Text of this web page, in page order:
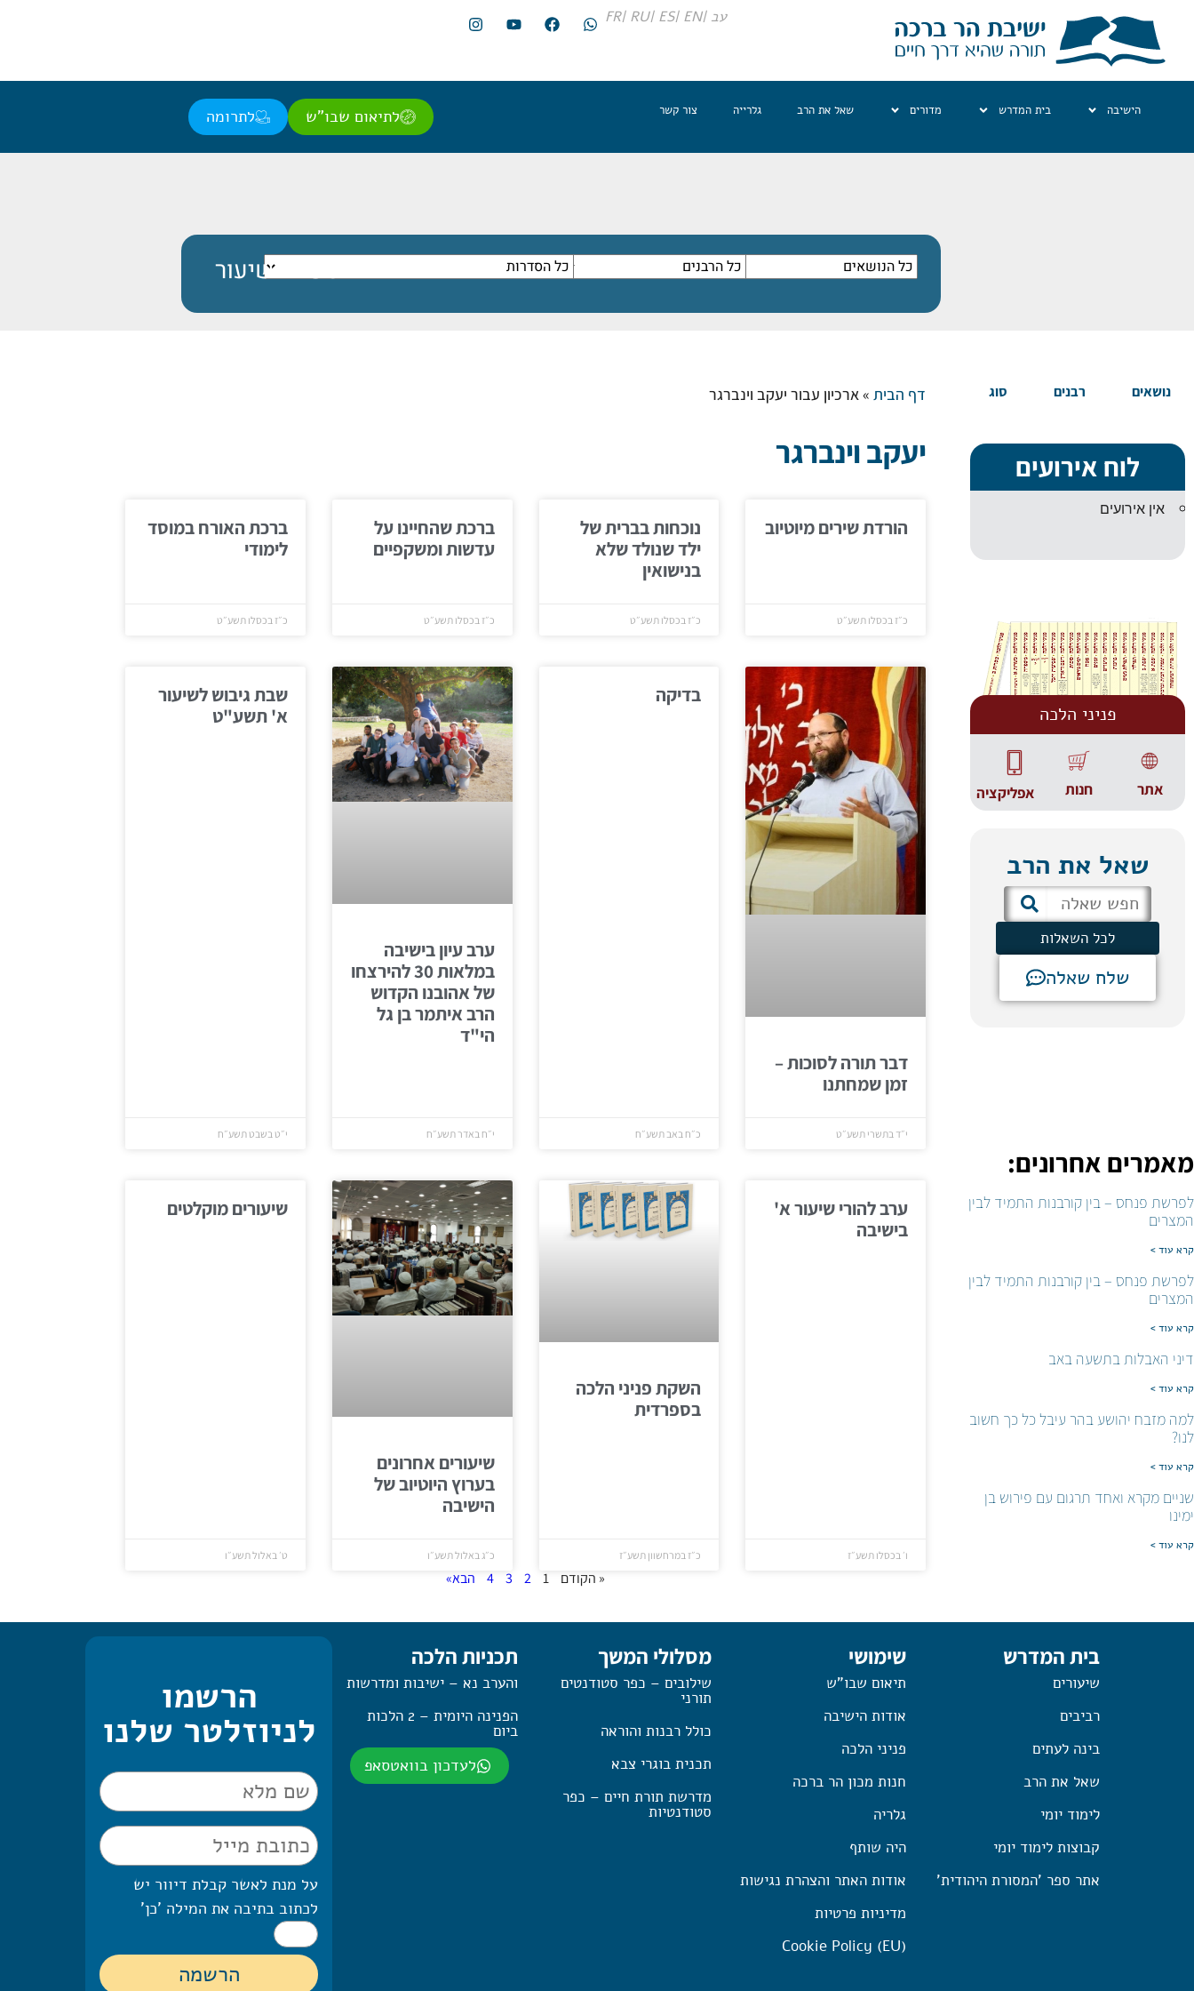
עב |EN |
ES |
RU |
FR
הישיבה בית המדרש מדורים שאל את הרב גלרייה צור קשר לתיאום שבו"ש לתרומה
נושאים רבנים סוג
לוח אירועים
אין אירועים
פניני הלכה
אתר חנות אפליקציה
שאל את הרב
לכל השאלות
שלח שאלה
מאמרים אחרונים:
לפרשת פנחס – בין קורבנות התמיד לבין
המצרים
קרא עוד >
לפרשת פנחס – בין קורבנות התמיד לבין
המצרים
קרא עוד >
דיני האבלות בתשעה באב
קרא עוד >
למה מזבח יהושע בהר עיבל כל כך חשוב
לנו?
קרא עוד >
שניים מקרא ואחד תרגום עם פירוש בן
ימינו
קרא עוד >
דף הבית»ארכיון עבור יעקב וינברגר
יעקב וינברגר
הורדת שירים מיוטיוב
כ״ז בכסלו תשע״ט
נוכחות בברית של
ילד שנולד שלא
בנישואין
כ״ז בכסלו תשע״ט
ברכת שהחיינו על
עדשות ומשקפיים
כ״ז בכסלו תשע״ט
ברכת האורח במוסד
לימודי
כ״ז בכסלו תשע״ט
דבר תורה לסוכות –
זמן שמחתנו
י״ד בתשרי תשע״ט
בדיקה
כ״ח באב תשע״ח
ערב עיון בישיבה
במלאות 30 להירצחו
של אהובנו הקדוש
הרב איתמר בן גל
הי"ד
י״ח באדר תשע״ח
שבת גיבוש לשיעור
א' תשע"ט
י״ט בשבט תשע״ח
ערב להורי שיעור א'
בישיבה
ו׳ בכסלו תשע״ז
השקת פניני הלכה
בספרדית
כ״ז במרחשוון תשע״ז
שיעורים אחרונים
בערוץ היוטיוב של
הישיבה
כ״ג באלול תשע״ו
שיעורים מוקלטים
ט׳ באלול תשע״ו
« הקודם 1
2
3
4 הבא»
בית המדרש
שיעורים
רביבים
בינה לעתים
שאל את הרב
לימוד יומי
קבוצות לימוד יומי
אתר ספר 'המסורת היהודית'
שימושי
תיאום שבו"ש
אודות הישיבה
פניני הלכה
חנות מכון הר ברכה
גלריה
היה שותף
אודות האתר והצהרת נגישות
מדיניות פרטיות
Cookie Policy (EU)
מסלולי המשך
שילובים – כפר סטודנטים
תורני
כולל רבנות והוראה
תכנית בוגרי צבא
מדרשת תורת חיים – כפר
סטודנטיות
תכניות הלכה
והערב נא – ישיבות ומדרשות
הפנינה היומית – 2 הלכות
ביום
לעדכון בוואטסאפ
הרשמו
לניוזלטר שלנו
על מנת לאשר קבלת דיוור יש
לכתוב בתיבה את המילה 'כן'